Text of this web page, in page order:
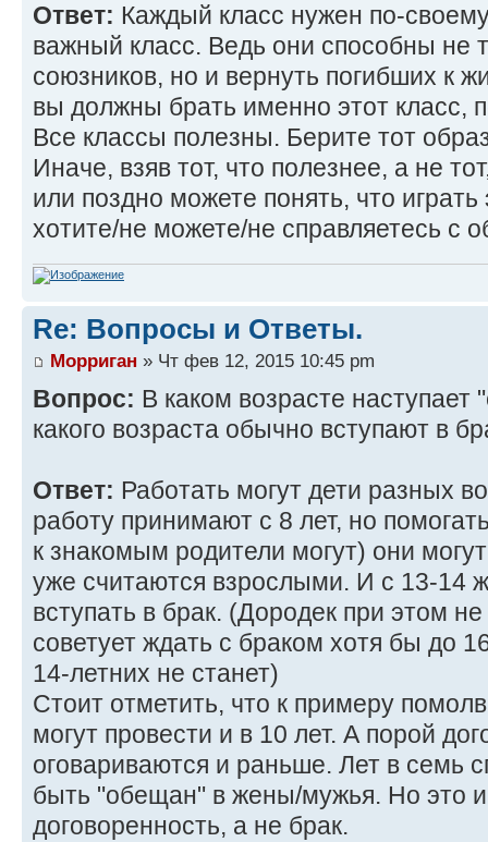
Ответ: Каждый класс нужен по-
важный класс. Ведь они способны не
союзников, но и вернуть погибших к
вы должны брать именно этот класс,
Все классы полезны. Берите тот
Иначе, взяв тот, что полезнее, а не
или поздно можете понять, что
хотите/не можете/не справляетесь с
Re: Вопросы и Ответы.
Морриган » Чт фев 12, 2015 10:45 pm
Вопрос: В каком возрасте
какого возраста обычно вступают в
Ответ: Работать могут дети разных
работу принимают с 8 лет, но
к знакомым родители могут) они
уже считаются взрослыми. И с 13-14
вступать в брак. (Дородек при этом
советует ждать с браком хотя бы до
14-летних не станет)
Стоит отметить, что к примеру
могут провести и в 10 лет. А порой
оговариваются и раньше. Лет в семь
быть "обещан" в жены/мужья. Но это
договоренность, а не брак.